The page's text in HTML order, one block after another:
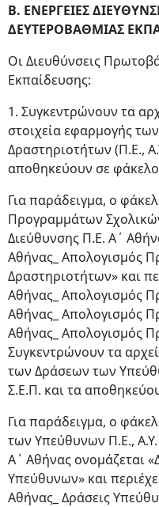
Β. ΕΝΕΡΓΕΙΕΣ
ΔΕΥΤΕΡΟΒΑΘΜΙΑΣ
Οι Διευθύνσεις
Εκπαίδευσης:
1. Συγκεντρώνουν τα
στοιχεία εφαρμογής
Δραστηριοτήτων (Π.Ε.,
αποθηκεύουν σε
Για παράδειγμα, ο
Προγραμμάτων
Διεύθυνσης Π.Ε. Α΄
Αθήνας_ Απολογισμός
Δραστηριοτήτων» και
Αθήνας_ Απολογισμός
Αθήνας_ Απολογισμός
Αθήνας_ Απολογισμός
Συγκεντρώνουν τα
των Δράσεων των
Σ.Ε.Π. και τα
Για παράδειγμα, ο
των Υπεύθυνων Π.Ε.,
Α΄ Αθήνας ονομάζεται
Υπεύθυνων» και
Αθήνας_ Δράσεις